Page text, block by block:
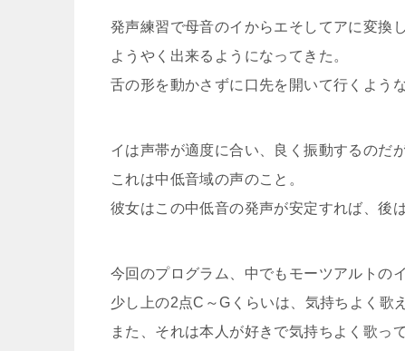
発声練習で母音のイからエそしてアに変換
ようやく出来るようになってきた。
舌の形を動かさずに口先を開いて行くよう
イは声帯が適度に合い、良く振動するのだ
これは中低音域の声のこと。
彼女はこの中低音の発声が安定すれば、後
今回のプログラム、中でもモーツアルトの
少し上の2点C～Gくらいは、気持ちよく歌
また、それは本人が好きで気持ちよく歌っ